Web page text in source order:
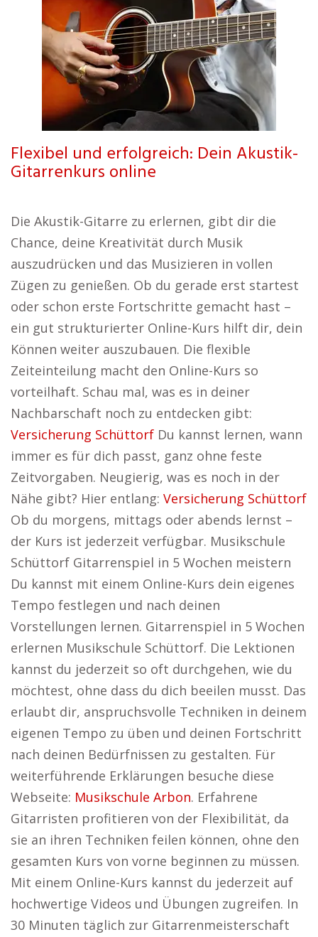
Flexibel und erfolgreich: Dein Akustik-
Gitarrenkurs online
Die Akustik-Gitarre zu erlernen, gibt dir die
Chance, deine Kreativität durch Musik
auszudrücken und das Musizieren in vollen
Zügen zu genießen. Ob du gerade erst startest
oder schon erste Fortschritte gemacht hast –
ein gut strukturierter Online-Kurs hilft dir, dein
Können weiter auszubauen. Die flexible
Zeiteinteilung macht den Online-Kurs so
vorteilhaft. Schau mal, was es in deiner
Nachbarschaft noch zu entdecken gibt:
Versicherung Schüttorf Du kannst lernen, wann
immer es für dich passt, ganz ohne feste
Zeitvorgaben. Neugierig, was es noch in der
Nähe gibt? Hier entlang: Versicherung Schüttorf
Ob du morgens, mittags oder abends lernst –
der Kurs ist jederzeit verfügbar. Musikschule
Schüttorf Gitarrenspiel in 5 Wochen meistern
Du kannst mit einem Online-Kurs dein eigenes
Tempo festlegen und nach deinen
Vorstellungen lernen. Gitarrenspiel in 5 Wochen
erlernen Musikschule Schüttorf. Die Lektionen
kannst du jederzeit so oft durchgehen, wie du
möchtest, ohne dass du dich beeilen musst. Das
erlaubt dir, anspruchsvolle Techniken in deinem
eigenen Tempo zu üben und deinen Fortschritt
nach deinen Bedürfnissen zu gestalten. Für
weiterführende Erklärungen besuche diese
Webseite: Musikschule Arbon. Erfahrene
Gitarristen profitieren von der Flexibilität, da
sie an ihren Techniken feilen können, ohne den
gesamten Kurs von vorne beginnen zu müssen.
Mit einem Online-Kurs kannst du jederzeit auf
hochwertige Videos und Übungen zugreifen. In
30 Minuten täglich zur Gitarrenmeisterschaft